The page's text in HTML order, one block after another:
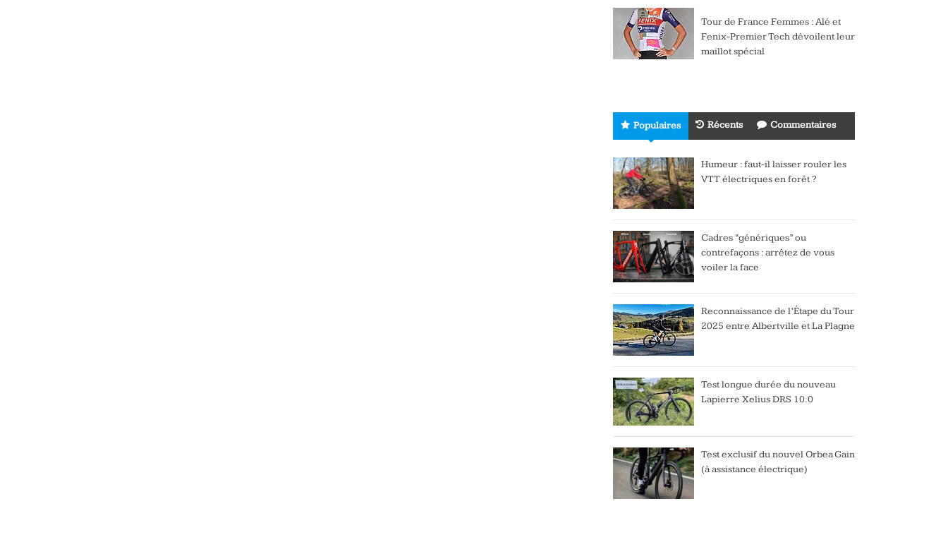
Tour de France Femmes : Alé et
Fenix-Premier Tech dévoilent leur
maillot spécial
Populaires Récents Commentaires
Humeur : faut-il laisser rouler les
VTT électriques en forêt ?
Cadres “génériques” ou
contrefaçons : arrêtez de vous
voiler la face
Reconnaissance de l’Étape du Tour
2025 entre Albertville et La Plagne
Test longue durée du nouveau
Lapierre Xelius DRS 10.0
Test exclusif du nouvel Orbea Gain
(à assistance électrique)